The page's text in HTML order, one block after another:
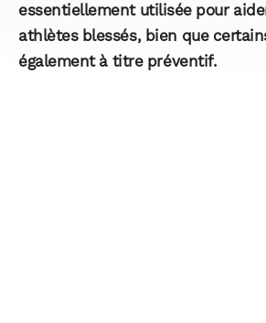
essentiellement utilisée pour
athlètes blessés, bien que
également à titre préventif.